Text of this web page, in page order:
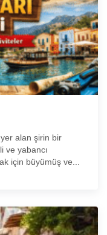
alan şirin bir
ve yabancı
için büyümüş ve...